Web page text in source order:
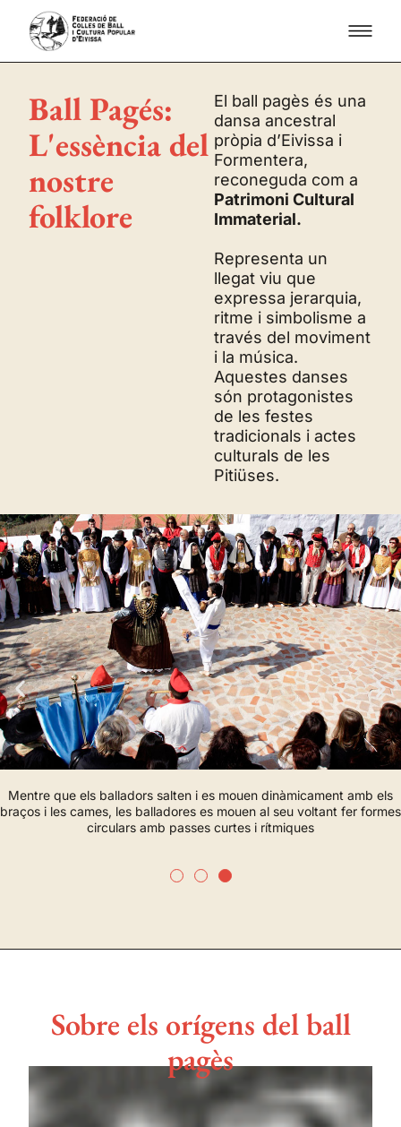
Ball Pagés:
L'essència del
nostre
folklore
El ball pagès és una
dansa ancestral
pròpia d’Eivissa i
Formentera,
reconeguda com a
Patrimoni Cultural
Immaterial.
Representa un
llegat viu que
expressa jerarquia,
ritme i simbolisme a
través del moviment
i la música.
Aquestes danses
són protagonistes
de les festes
tradicionals i actes
culturals de les
Pitiüses.
Mentre que els balladors salten i es mouen dinàmicament amb els
braços i les cames, les balladores es mouen al seu voltant fer formes
circulars amb passes curtes i rítmiques
Sobre els orígens del ball
pagès